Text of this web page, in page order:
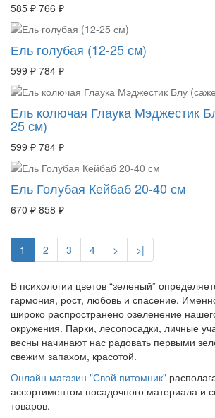
585 ₽ 766 ₽
Ель голубая (12-25 см)
599 ₽ 784 ₽
Ель колючая Глаука Мэджестик
25 см)
599 ₽ 784 ₽
Ель Голубая Кейбаб 20-40 см
670 ₽ 858 ₽
1 2 3 4 > >|
В психологии цветов “зеленый”
гармония, рост, любовь и спасение.
широко распространено озеленение
окружения. Парки, лесопосадки, личные
весны начинают нас радовать первыми
свежим запахом, красотой.
Онлайн магазин "Свой питомник"
ассортиментом посадочного материала и
товаров.